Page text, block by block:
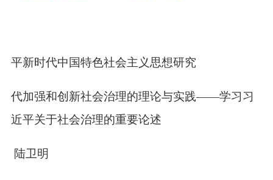
平新时代中国特色社会主义思想研究
代加强和创新社会治理的理论与实践——学习习
近平关于社会治理的重要论述
陆卫明